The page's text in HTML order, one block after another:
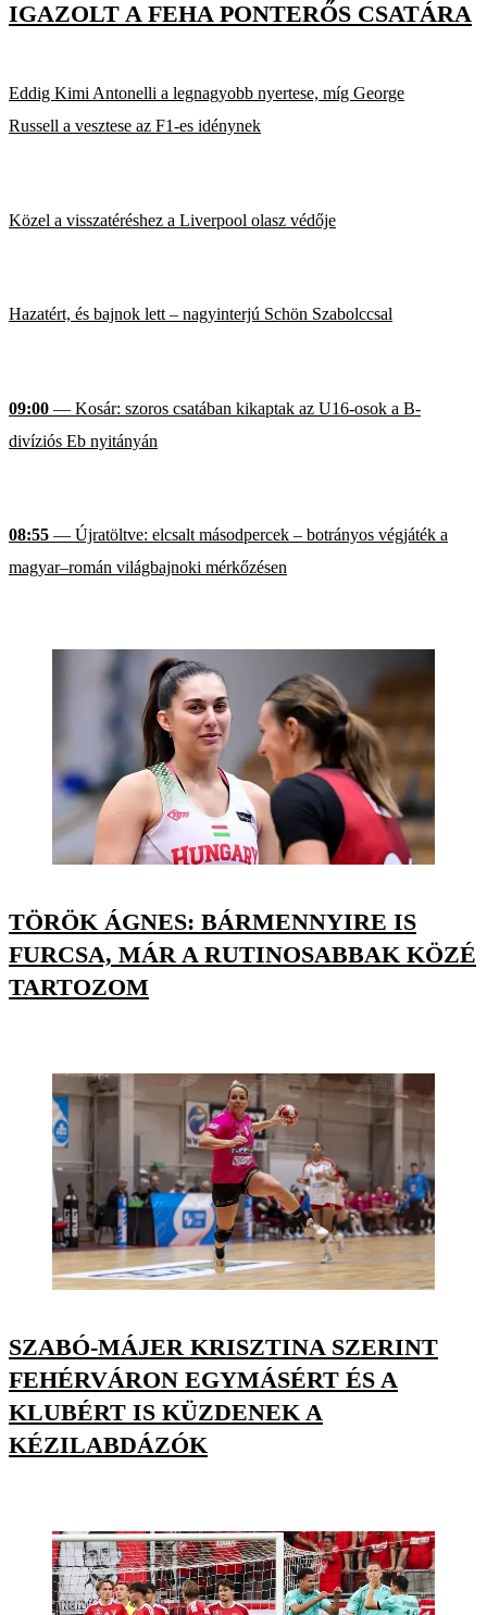
IGAZOLT A FEHA PONTERŐS CSATÁRA
Eddig Kimi Antonelli a legnagyobb nyertese, míg George
Russell a vesztese az F1-es idénynek
Közel a visszatéréshez a Liverpool olasz védője
Hazatért, és bajnok lett – nagyinterjú Schön Szabolccsal
09:00 — Kosár: szoros csatában kikaptak az U16-osok a B-
divíziós Eb nyitányán
08:55 — Újratöltve: elcsalt másodpercek – botrányos végjáték a
magyar–román világbajnoki mérkőzésen
TÖRÖK ÁGNES: BÁRMENNYIRE IS
FURCSA, MÁR A RUTINOSABBAK KÖZÉ
TARTOZOM
SZABÓ-MÁJER KRISZTINA SZERINT
FEHÉRVÁRON EGYMÁSÉRT ÉS A
KLUBÉRT IS KÜZDENEK A
KÉZILABDÁZÓK